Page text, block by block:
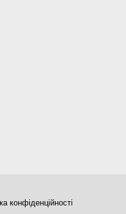
конфіденційності